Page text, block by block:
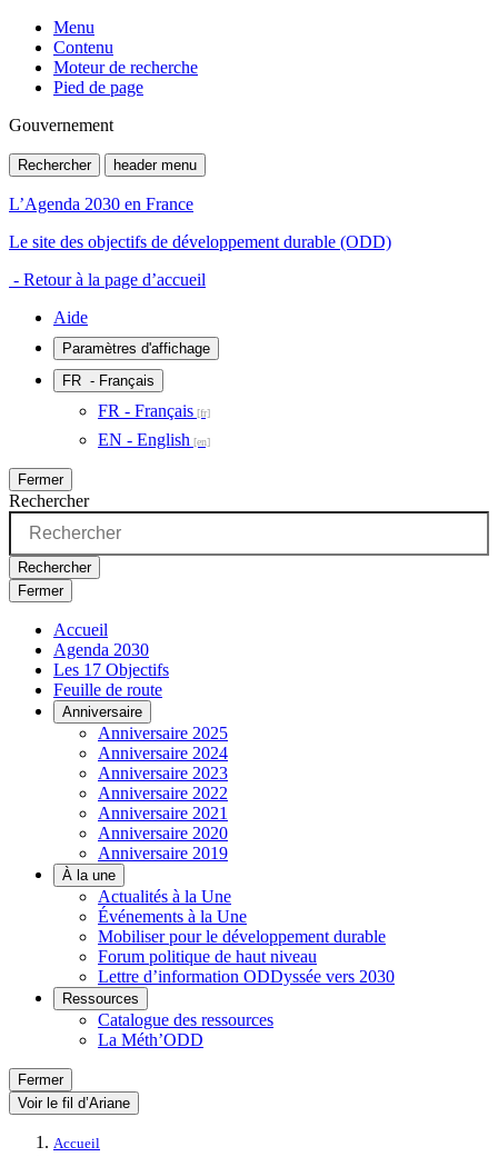
Menu
Contenu
Moteur de recherche
Pied de page
Gouvernement
Rechercher header menu
L’Agenda 2030 en France
Le site des objectifs de développement durable (ODD)
- Retour à la page d’accueil
Aide
Paramètres d'affichage
FR - Français
FR - Français
EN - English
Fermer
Rechercher
Rechercher
Fermer
Accueil
Agenda 2030
Les 17 Objectifs
Feuille de route
Anniversaire
Anniversaire 2025
Anniversaire 2024
Anniversaire 2023
Anniversaire 2022
Anniversaire 2021
Anniversaire 2020
Anniversaire 2019
À la une
Actualités à la Une
Événements à la Une
Mobiliser pour le développement durable
Forum politique de haut niveau
Lettre d’information ODDyssée vers 2030
Ressources
Catalogue des ressources
La Méth’ODD
Fermer
Voir le fil d’Ariane
Accueil